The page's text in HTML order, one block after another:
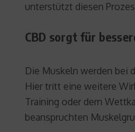
unterstützt diesen
CBD sorgt für
Die Muskeln werden bei
Hier tritt eine weitere
Training oder dem
beanspruchten